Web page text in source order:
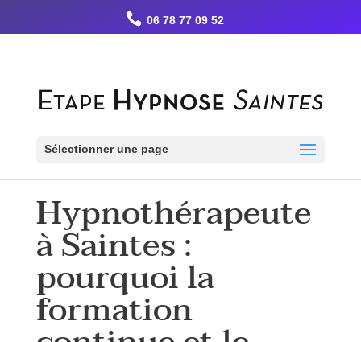
référencement et prise de rendez-vous pour les Hypnothérapeutes
06 78 77 09 52
Sélectionner une page
Hypnothérapeute
à Saintes :
pourquoi la
formation